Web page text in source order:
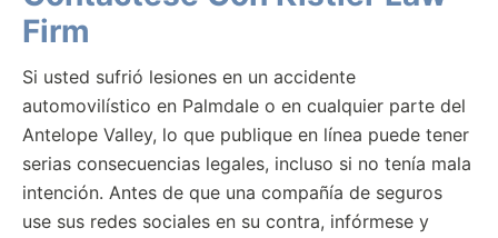
Firm
Si usted sufrió lesiones en un accidente
automovilístico en Palmdale o en cualquier parte del
Antelope Valley, lo que publique en línea puede tener
serias consecuencias legales, incluso si no tenía mala
intención. Antes de que una compañía de seguros
use sus redes sociales en su contra, infórmese y